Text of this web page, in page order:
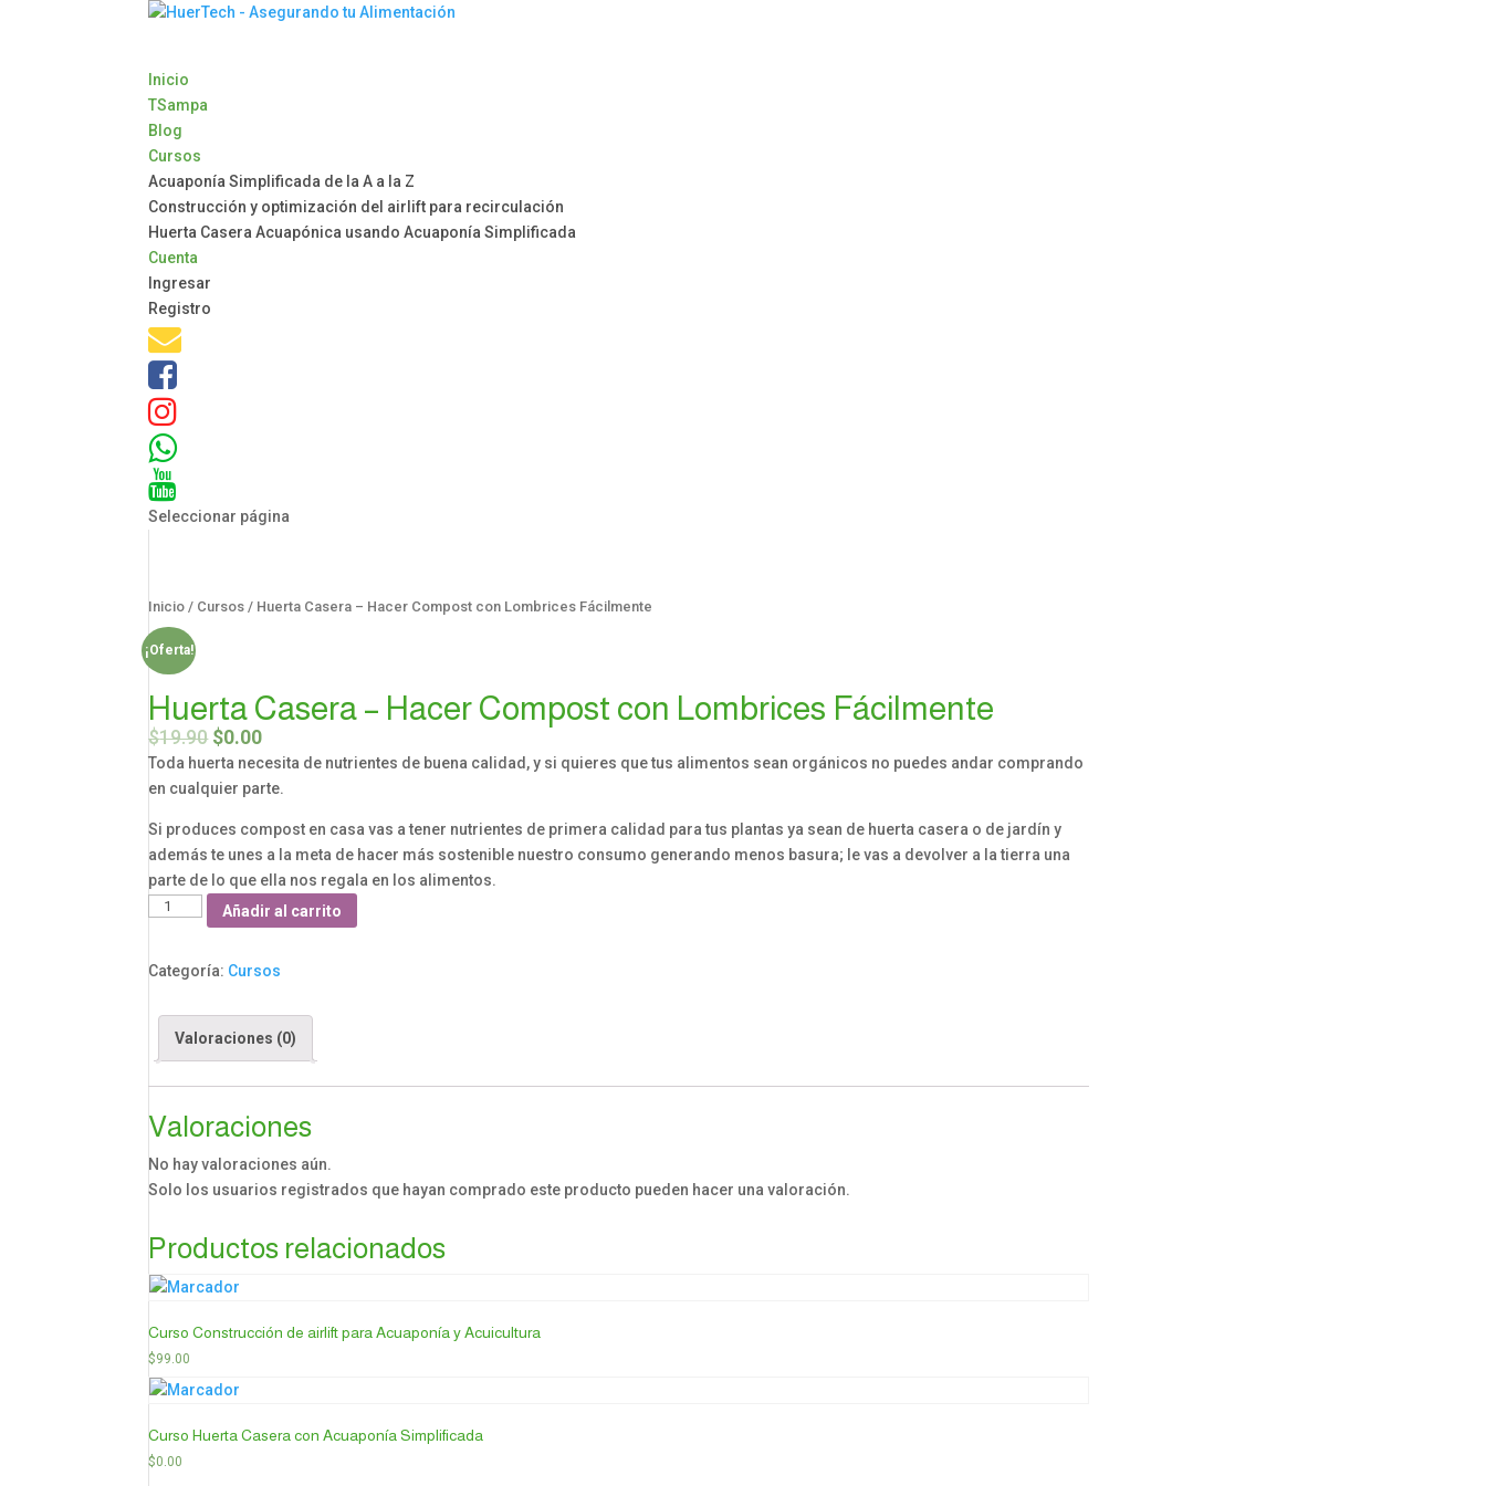
Inicio
TSampa
Blog
Cursos
Acuaponía Simplificada de la A a la Z
Construcción y optimización del airlift para recirculación
Huerta Casera Acuapónica usando Acuaponía Simplificada
Cuenta
Ingresar
Registro
Seleccionar página
Inicio / Cursos / Huerta Casera – Hacer Compost con Lombrices Fácilmente
¡Oferta!
Huerta Casera – Hacer Compost con Lombrices Fácilmente
$19.90 $0.00
Toda huerta necesita de nutrientes de buena calidad, y si quieres que tus alimentos sean orgánicos no puedes andar comprando
en cualquier parte.
Si produces compost en casa vas a tener nutrientes de primera calidad para tus plantas ya sean de huerta casera o de jardín y
además te unes a la meta de hacer más sostenible nuestro consumo generando menos basura; le vas a devolver a la tierra una
parte de lo que ella nos regala en los alimentos.
Huerta
Hacer
con
Lombrices
Fácilmente
Añadir al carrito
Categoría: Cursos
Valoraciones (0)
Valoraciones
No hay valoraciones aún.
Solo los usuarios registrados que hayan comprado este producto pueden hacer una valoración.
Productos relacionados
Curso Construcción de airlift para Acuaponía y Acuicultura
$99.00
Curso Huerta Casera con Acuaponía Simplificada
$0.00